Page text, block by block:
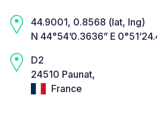
44.9001, 0.8568 (lat, lng)
N 44°54’0.3636” E
D2
24510 Paunat,
France